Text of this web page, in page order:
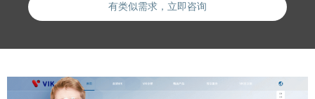
有类似需求，立即咨询